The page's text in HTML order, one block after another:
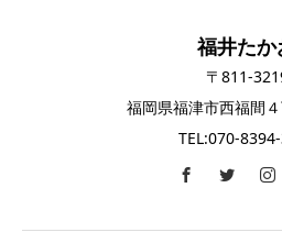
福井たか
〒811-
福岡県福津市西福間
TEL:070-